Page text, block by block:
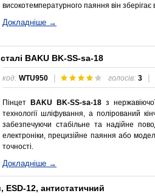
високотемпературного паяння він зберігає
Докладніше →
BAKU BK-SS-sa-18
код: WTU950 голосів: 3
Пінцет BAKU BK-SS-sa-18з
технології шліфування, а полірований
забезпечуючи стабільне та надійне
електроніки, прецизійне паяння або
точності.
Докладніше →
ESD-12, антистатичний